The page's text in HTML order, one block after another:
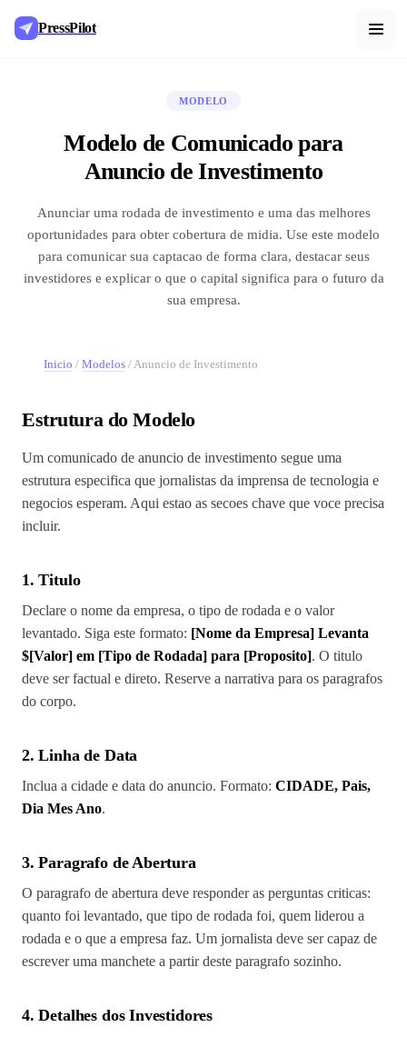
PressPilot
MODELO
Modelo de Comunicado para
Anuncio de Investimento
Anunciar uma rodada de investimento e uma das melhores
oportunidades para obter cobertura de midia. Use este modelo
para comunicar sua captacao de forma clara, destacar seus
investidores e explicar o que o capital significa para o futuro da
sua empresa.
Inicio / Modelos /Anuncio de Investimento
Estrutura do Modelo
Um comunicado de anuncio de investimento segue uma
estrutura especifica que jornalistas da imprensa de tecnologia e
negocios esperam. Aqui estao as secoes chave que voce precisa
incluir.
1. Titulo
Declare o nome da empresa, o tipo de rodada e o valor
levantado. Siga este formato: [Nome da Empresa] Levanta
$[Valor] em [Tipo de Rodada] para [Proposito]. O titulo
deve ser factual e direto. Reserve a narrativa para os paragrafos
do corpo.
2. Linha de Data
Inclua a cidade e data do anuncio. Formato: CIDADE, Pais,
Dia Mes Ano.
3. Paragrafo de Abertura
O paragrafo de abertura deve responder as perguntas criticas:
quanto foi levantado, que tipo de rodada foi, quem liderou a
rodada e o que a empresa faz. Um jornalista deve ser capaz de
escrever uma manchete a partir deste paragrafo sozinho.
4. Detalhes dos Investidores